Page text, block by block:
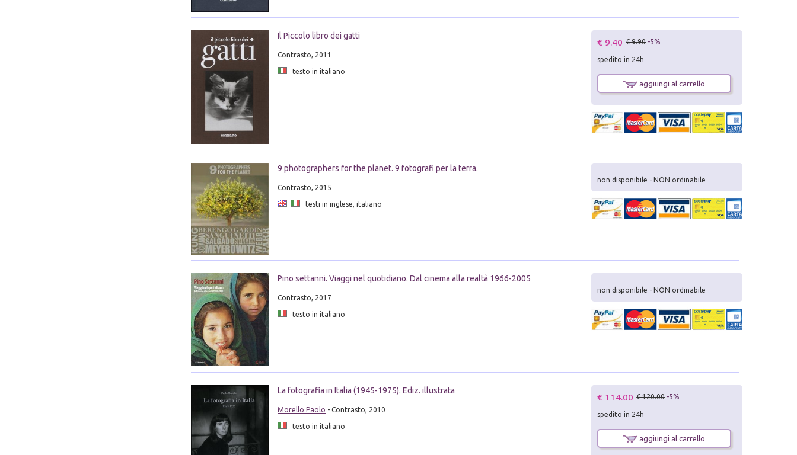
Il Piccolo libro dei gatti
Contrasto, 2011
testo in italiano
€ 9.40 € 9.90 -5%
spedito in 24h
aggiungi al carrello
9 photographers for the planet. 9 fotografi per la terra.
Contrasto, 2015
testi in inglese, italiano
non disponibile - NON ordinabile
Pino settanni. Viaggi nel quotidiano. Dal cinema alla realtà 1966-2005
Contrasto, 2017
testo in italiano
non disponibile - NON ordinabile
La fotografia in Italia (1945-1975). Ediz. illustrata
Morello Paolo - Contrasto, 2010
testo in italiano
€ 114.00 € 120.00 -5%
spedito in 24h
aggiungi al carrello